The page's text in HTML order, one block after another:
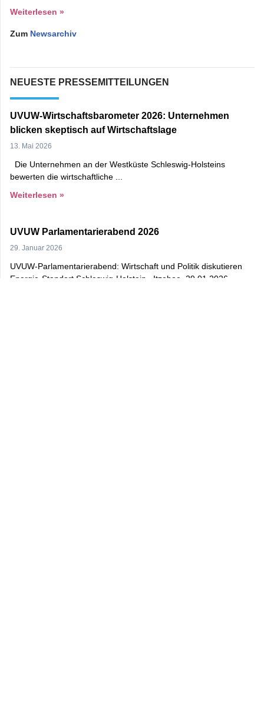
Weiterlesen »
Zum Newsarchiv
NEUESTE PRESSEMITTEILUNGEN
UVUW-Wirtschaftsbarometer 2026: Unternehmen
blicken skeptisch auf Wirtschaftslage
13. Mai 2026
Die Unternehmen an der Westküste Schleswig-Holsteins
bewerten die wirtschaftliche
Weiterlesen »
UVUW Parlamentarierabend 2026
29. Januar 2026
UVUW-Parlamentarierabend: Wirtschaft und Politik diskutieren
Energie-Standort Schleswig-Holstein Itzehoe, 29.01.2026